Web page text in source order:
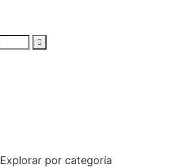
Explorar por categoría